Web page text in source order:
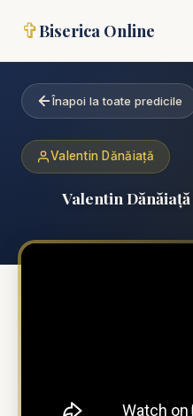
✞Biserica Online
Înapoi la toate predicile
Valentin Dănăiață
Valentin